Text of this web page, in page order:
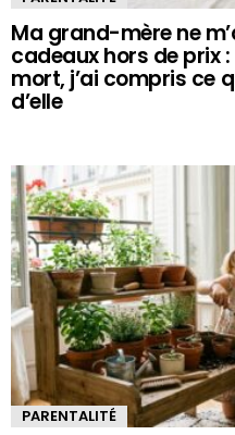
Ma grand-mère ne
cadeaux hors de prix
mort, j’ai compris ce
d’elle
PARENTALITÉ